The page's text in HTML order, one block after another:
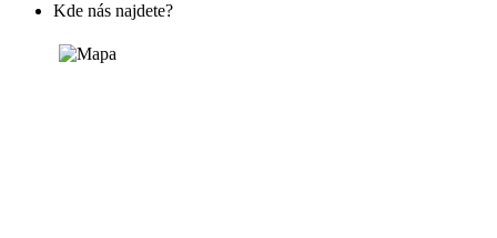
Kde nás najdete?